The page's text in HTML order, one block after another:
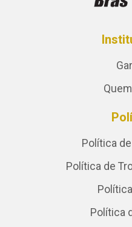
Política
Política de
Política